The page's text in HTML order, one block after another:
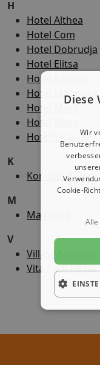
H
Hotel Althea
Hotel Com
Hotel Dobrudja
Hotel Elitsa
Hotel Kaliopa
Hotel Magnolia
Hotel Mura
Hotel Nona
Hotel Slavuna
K
Kompas &
M
Magnolia
V
Villas Magnolia
Vita Park Hotel
Diese
Wir
Cookie-
Alle